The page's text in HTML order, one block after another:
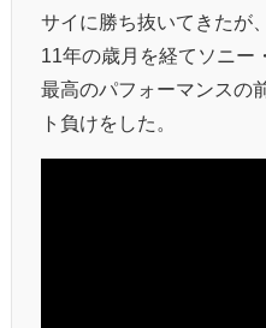
サイに勝ち抜いてきたが
11年の歳月を経てソニー
最高のパフォーマンスの
ト負けをした。